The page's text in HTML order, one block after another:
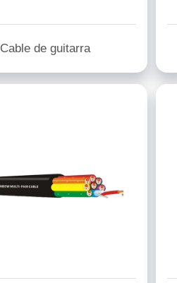
Cable de guitarra